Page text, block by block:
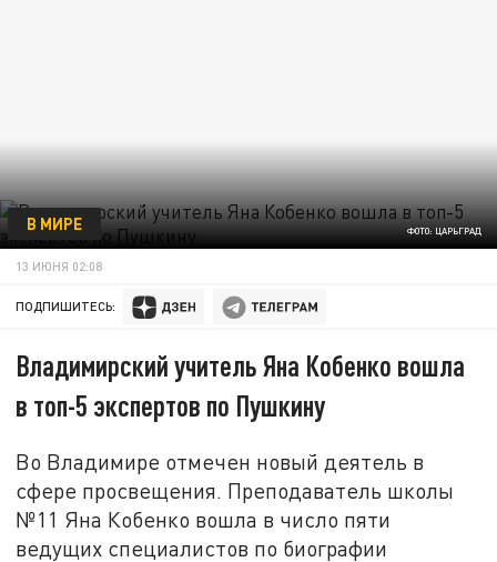
ФОТО: ЦАРЬГРАД
В МИРЕ
13 ИЮНЯ 02:08
ПОДПИШИТЕСЬ:
Владимирский учитель Яна Кобенко вошла
в топ-5 экспертов по Пушкину
Во Владимире отмечен новый деятель в
сфере просвещения. Преподаватель школы
№11 Яна Кобенко вошла в число пяти
ведущих специалистов по биографии